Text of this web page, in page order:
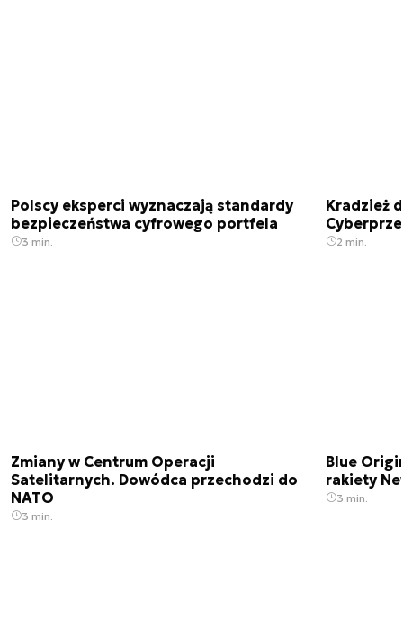
Polscy eksperci wyznaczają standardy
bezpieczeństwa cyfrowego portfela
3 min.
Kradzież
2 min.
Zmiany w Centrum Operacji
Satelitarnych. Dowódca przechodzi do
NATO
3 min.
Blue
rakiety
3 min.